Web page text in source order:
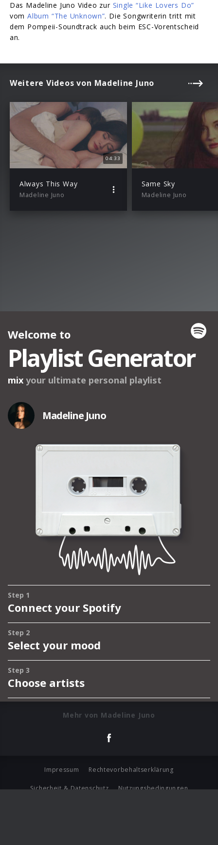
Das Madeline Juno Video zur Single “Like Lovers Do”
vomAlbum “The Unknown”. Die Songwriterin tritt mit
dem Pompeii-Soundtrack auch beim ESC-Vorentscheid
an.
Weitere Videos von Madeline Juno
04:33
Always This Way
Madeline Juno
Same Sky
Madeline Juno
Mehr von Madeline Juno
Impressum Rechtevorbehaltserklärung
Sicherheit & Datenschutz Nutzungsbedingungen